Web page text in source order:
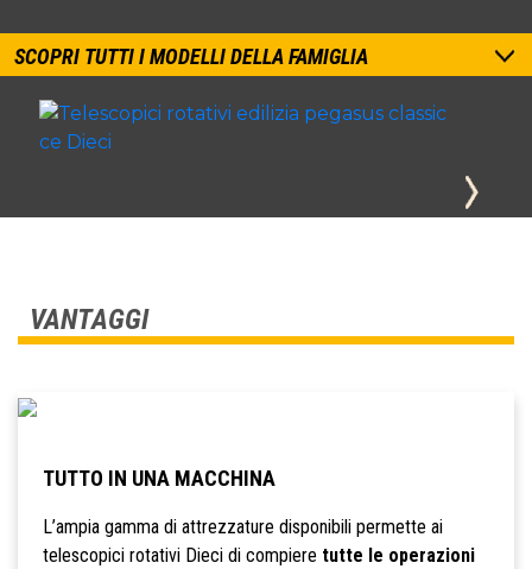
SCOPRI TUTTI I MODELLI DELLA FAMIGLIA
VANTAGGI
TUTTO IN UNA MACCHINA
L’ampia gamma di attrezzature disponibili permette ai
telescopici rotativi Dieci di compiere tutte le operazioni